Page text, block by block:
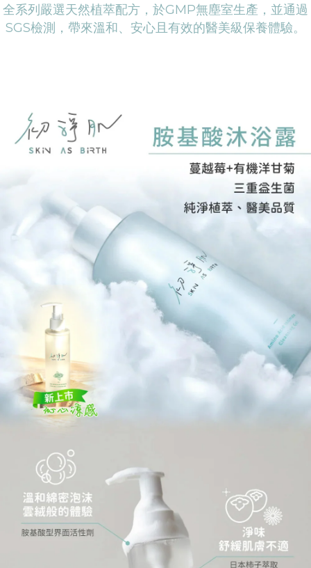
全系列嚴選天然植萃配方，於GMP無塵室生產，並通過
SGS檢測，帶來溫和、安心且有效的醫美級保養體驗。